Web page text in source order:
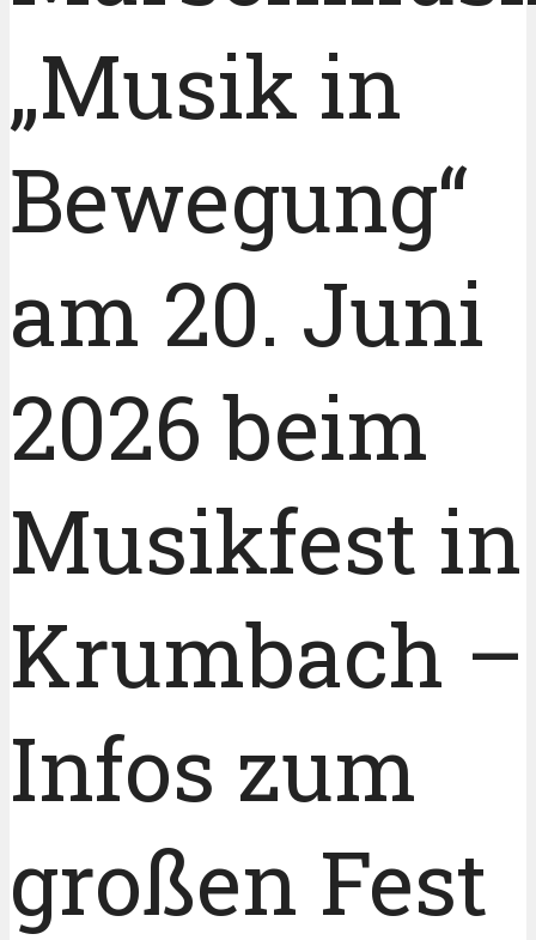
„Musik in
Bewegung“
am 20. Juni
2026 beim
Musikfest in
Krumbach –
Infos zum
großen Fest